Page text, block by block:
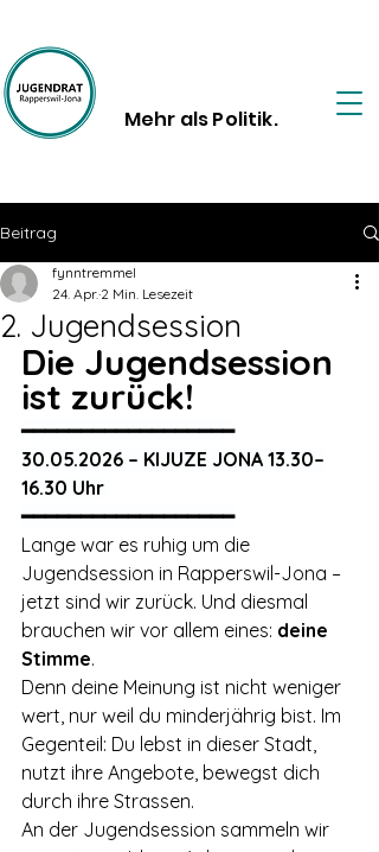
Mehr als Politik.
Beitrag
2. Jugendsession
fynntremmel
24. Apr. 2 Min. Lesezeit
Die Jugendsession
ist zurück!
━━━━━━━━━━━━━━━━━━
30.05.2026 – KIJUZE JONA 13.30–
16.30 Uhr
━━━━━━━━━━━━━━━━━━
Lange war es ruhig um die
Jugendsession in Rapperswil-Jona –
jetzt sind wir zurück. Und diesmal
brauchen wir vor allem eines: deine
Stimme.
Denn deine Meinung ist nicht weniger
wert, nur weil du minderjährig bist. Im
Gegenteil: Du lebst in dieser Stadt,
nutzt ihre Angebote, bewegst dich
durch ihre Strassen.
An der Jugendsession sammeln wir